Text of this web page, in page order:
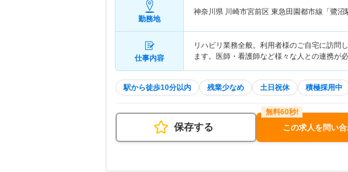
勤務地
神奈川県 川崎市宮前区 東急田園都市線「鷺沼
仕事内容
リハビリ業務全般。利用者様のご自宅に訪問
ます。医師・看護師など様々な人との連携
駅から徒歩10分以内 残業少なめ 土日祝休 積極採用中
保存する この求人を問い